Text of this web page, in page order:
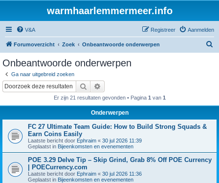
warmhaarlemmermeer.info
V&A Aanmelden
Registreer
Forumoverzicht Zoek Onbeantwoorde onderwerpen
Onbeantwoorde onderwerpen
Ga naar uitgebreid zoeken
Zoek
Er zijn 21 resultaten gevonden • Pagina 1 van 1
Onderwerpen
FC 27 Ultimate Team Guide: How to Build Strong Squads &
Earn Coins Easily
Laatste bericht door Ephraim « 30 jul 2026 11:39
Geplaatst in Bijeenkomsten en evenementen
POE 3.29 Delve Tip – Skip Grind, Grab 8% Off POE Currency
| POECurrency.com
Laatste bericht door Ephraim « 30 jul 2026 11:36
Geplaatst in Bijeenkomsten en evenementen